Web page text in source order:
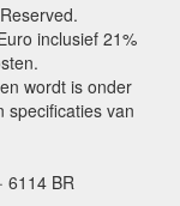
inclusief 21%
wordt is onder
specificaties van
6114 BR